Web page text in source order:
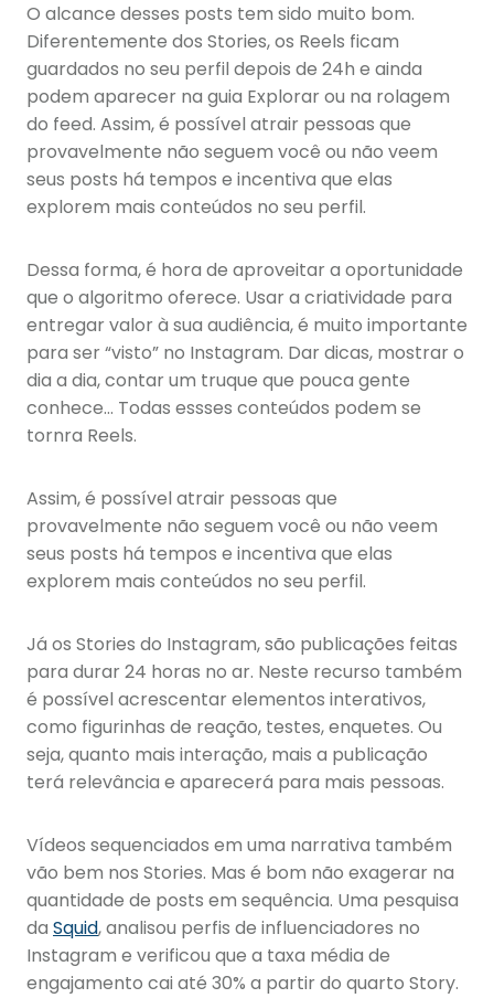
O alcance desses posts tem sido muito bom.
Diferentemente dos Stories, os Reels ficam
guardados no seu perfil depois de 24h e ainda
podem aparecer na guia Explorar ou na rolagem
do feed. Assim, é possível atrair pessoas que
provavelmente não seguem você ou não veem
seus posts há tempos e incentiva que elas
explorem mais conteúdos no seu perfil.
Dessa forma, é hora de aproveitar a oportunidade
que o algoritmo oferece. Usar a criatividade para
entregar valor à sua audiência, é muito importante
para ser “visto” no Instagram. Dar dicas, mostrar o
dia a dia, contar um truque que pouca gente
conhece… Todas essses conteúdos podem se
tornra Reels.
Assim, é possível atrair pessoas que
provavelmente não seguem você ou não veem
seus posts há tempos e incentiva que elas
explorem mais conteúdos no seu perfil.
Já os Stories do Instagram, são publicações feitas
para durar 24 horas no ar. Neste recurso também
é possível acrescentar elementos interativos,
como figurinhas de reação, testes, enquetes. Ou
seja, quanto mais interação, mais a publicação
terá relevância e aparecerá para mais pessoas.
Vídeos sequenciados em uma narrativa também
vão bem nos Stories. Mas é bom não exagerar na
quantidade de posts em sequência. Uma pesquisa
da Squid, analisou perfis de influenciadores no
Instagram e verificou que a taxa média de
engajamento cai até 30% a partir do quarto Story.